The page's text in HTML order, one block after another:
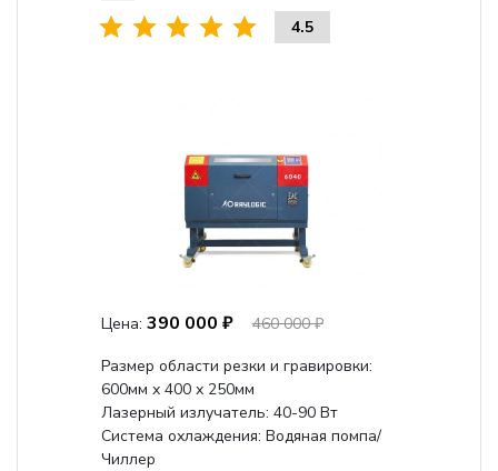
4.5
Цена: 390 000 ₽
460 000 ₽
Размер области резки и гравировки:
600мм х 400 х 250мм
Лазерный излучатель: 40-90 Вт
Система охлаждения: Водяная помпа/
Чиллер